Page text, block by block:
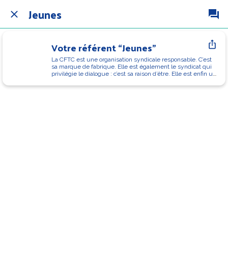
Jeunes
Votre référent “Jeunes”
La CFTC est une organisation syndicale responsable. C’est
sa marque de fabrique. Elle est également le syndicat qui
privilégie le dialogue : c’est sa raison d’être. Elle est enfin un